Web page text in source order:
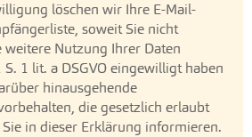
löschen wir Ihre E-Mail-
soweit Sie nicht
weitere Nutzung Ihrer Daten
1 lit. a DSGVO eingewilligt haben
hinausgehende
die gesetzlich erlaubt
in dieser Erklärung informieren.